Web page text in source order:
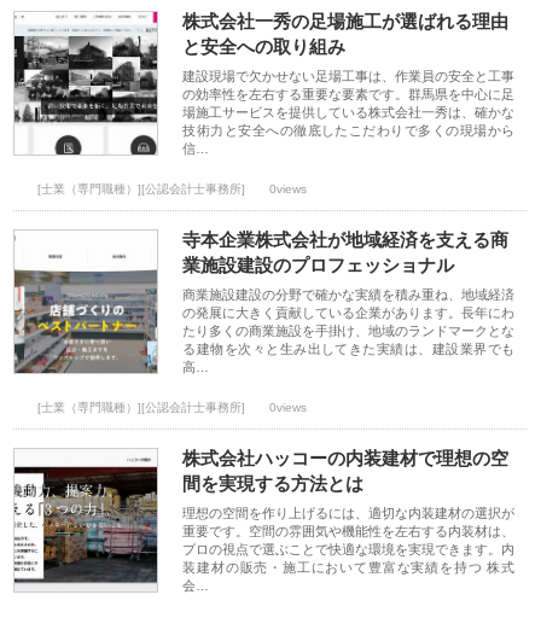
株式会社一秀の足場施工が選ばれる理由
と安全への取り組み
建設現場で欠かせない足場工事は、作業員の安全と工事
の効率性を左右する重要な要素です。群馬県を中心に足
場施工サービスを提供している株式会社一秀は、確かな
技術力と安全への徹底したこだわりで多くの現場から
信…
[士業（専門職種）][公認会計士事務所] 0views
寺本企業株式会社が地域経済を支える商
業施設建設のプロフェッショナル
商業施設建設の分野で確かな実績を積み重ね、地域経済
の発展に大きく貢献している企業があります。長年にわ
たり多くの商業施設を手掛け、地域のランドマークとな
る建物を次々と生み出してきた実績は、建設業界でも
高…
[士業（専門職種）][公認会計士事務所] 0views
株式会社ハッコーの内装建材で理想の空
間を実現する方法とは
理想の空間を作り上げるには、適切な内装建材の選択が
重要です。空間の雰囲気や機能性を左右する内装材は、
プロの視点で選ぶことで快適な環境を実現できます。内
装建材の販売・施工において豊富な実績を持つ 株式
会…